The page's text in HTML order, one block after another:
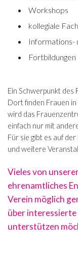
Workshops
kollegiale
Informations-
Fortbildungen
Ein Schwerpunkt des
Dort finden Frauen in
wird das
einfach nur mit
Für sie gibt es auf
und weitere
Vieles von
ehrenamtliches
Verein möglich
über interessierte
unterstützen